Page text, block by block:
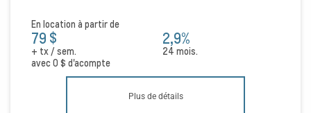
En location à partir de
79 $
+ tx / sem.
2,9%
24 mois.
avec0 $ d'acompte
Plus de détails